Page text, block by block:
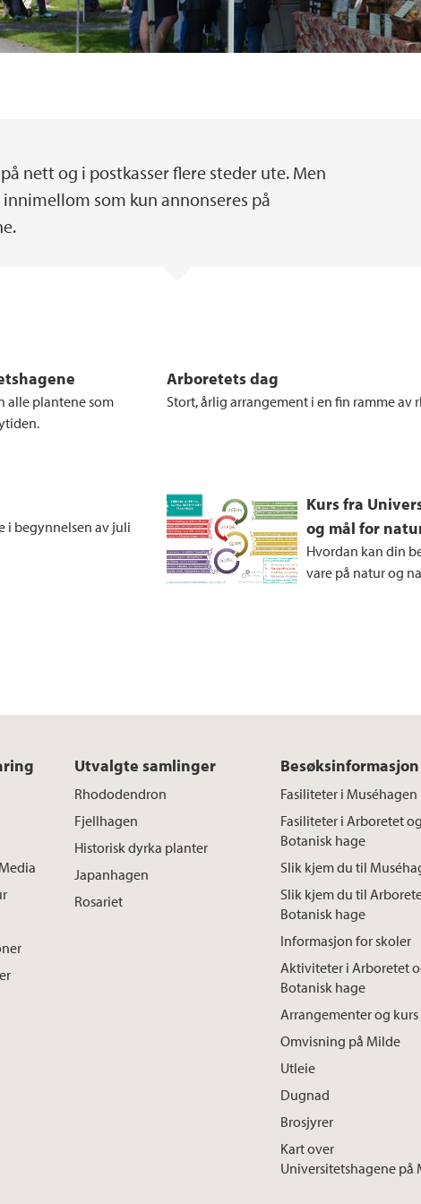
nett og i postkasser flere steder ute. Men
som kun annonseres på
alle plantene som
Arboretets dag
Stort, årlig arrangement i en fin ramme
i begynnelsen av juli
Kurs fra
og mål for
Hvordan kan din
vare på natur og
Utvalgte samlinger
Rhododendron
Fjellhagen
Historisk dyrka planter
Japanhagen
Rosariet
Besøksinformasjon
Fasiliteter i Muséhagen
Fasiliteter i Arboretet og
Botanisk hage
Slik kjem du til
Slik kjem du til
Botanisk hage
Informasjon for skoler
Aktiviteter i Arboretet
Botanisk hage
Arrangementer og kurs
Omvisning på Milde
Utleie
Dugnad
Brosjyrer
Kart over
Universitetshagene på